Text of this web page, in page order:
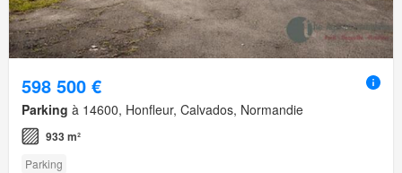
598 500 €
Parking à 14600, Honfleur, Calvados, Normandie
933 m²
Parking